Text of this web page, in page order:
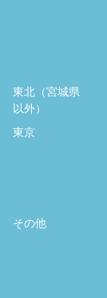
東北（宮城県
以外）
東京
その他